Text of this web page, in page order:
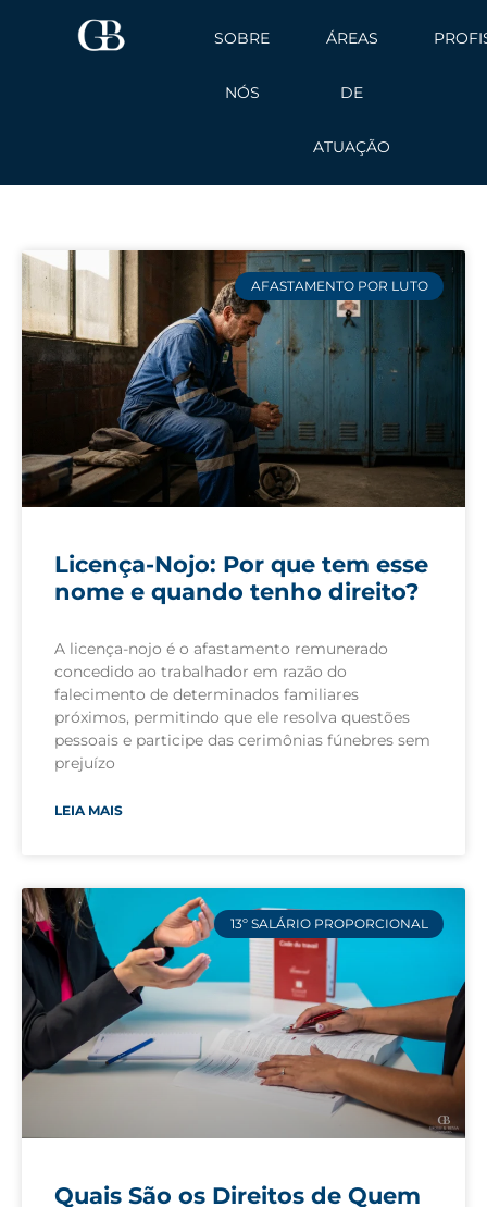
SOBRE
NÓS
ÁREAS
DE
ATUAÇÃO
AFASTAMENTO POR LUTO
Licença-Nojo: Por que tem esse
nome e quando tenho direito?
A licença-nojo é o afastamento remunerado
concedido ao trabalhador em razão do
falecimento de determinados familiares
próximos, permitindo que ele resolva questões
pessoais e participe das cerimônias fúnebres sem
prejuízo
LEIA MAIS
13º SALÁRIO PROPORCIONAL
Quais São os Direitos de Quem